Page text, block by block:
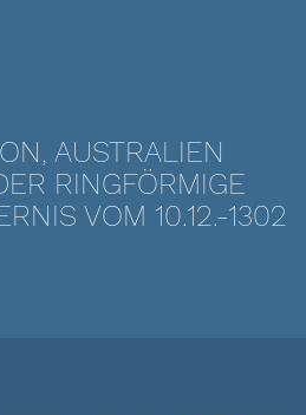
AUSTRALIEN
RINGFÖRMIGE
VOM 10.12.-1302